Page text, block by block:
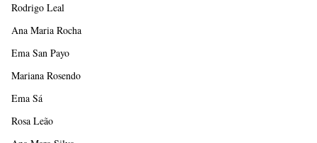
Rodrigo Leal
Ana Maria Rocha
Ema San Payo
Mariana Rosendo
Ema Sá
Rosa Leão